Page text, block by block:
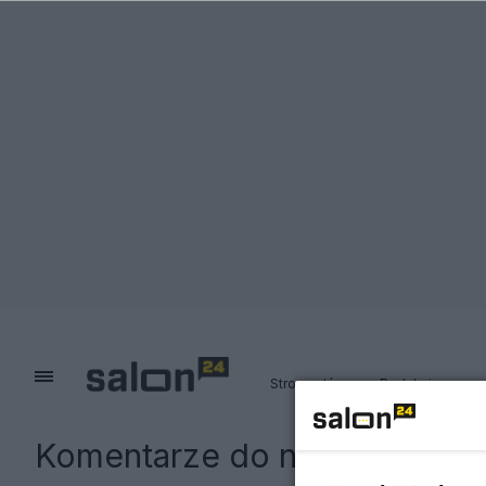
Strona główna Redakcja
Komentarze do notki: